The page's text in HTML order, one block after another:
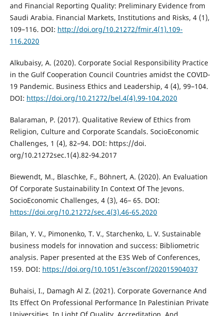
and Financial Reporting Quality: Preliminary Evidence from
Saudi Arabia. Financial Markets, Institutions and Risks, 4 (1),
109–116. DOI: http://doi.org/10.21272/fmir.4(1).109-
116.2020
Alkubaisy, A. (2020). Corporate Social Responsibility Practice
in the Gulf Cooperation Council Countries amidst the COVID-
19 Pandemic. Business Ethics and Leadership, 4 (4), 99–104.
DOI: https://doi.org/10.21272/bel.4(4).99-104.2020
Balaraman, P. (2017). Qualitative Review of Ethics from
Religion, Culture and Corporate Scandals. SocioEconomic
Challenges, 1 (4), 82–94. DOI: https://doi.
org/10.21272sec.1(4).82-94.2017
Biewendt, M., Blaschke, F., Böhnert, A. (2020). An Evaluation
Of Corporate Sustainability In Context Of The Jevons.
SocioEconomic Challenges, 4 (3), 46– 65. DOI:
https://doi.org/10.21272/sec.4(3).46-65.2020
Bilan, Y. V., Pimonenko, T. V., Starchenko, L. V. Sustainable
business models for innovation and success: Bibliometric
analysis. Paper presented at the E3S Web of Conferences,
159. DOI: https://doi.org/10.1051/e3sconf/202015904037
Buhaisi, I., Damagh Al Z. (2021). Corporate Governance And
Its Effect On Professional Performance In Palestinian Private